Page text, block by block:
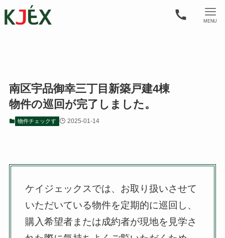
MENU
南区宇品御幸三丁目新築戸建4棟
物件の巡回が完了しました。
物件チェックす 2025-01-14
ケイジェックスでは、お取り扱いさせて
いただいている物件を定期的に巡回し、
購入希望者または成約者が現地を見学さ